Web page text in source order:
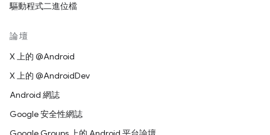
驅動程式二進位檔
論壇
X 上的 @Android
X 上的 @AndroidDev
Android 網誌
Google 安全性網誌